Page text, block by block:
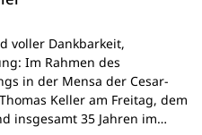
voller Dankbarkeit,
Im Rahmen des
in der Mensa der Cesar-
Keller am Freitag, dem
insgesamt 35 Jahren im…